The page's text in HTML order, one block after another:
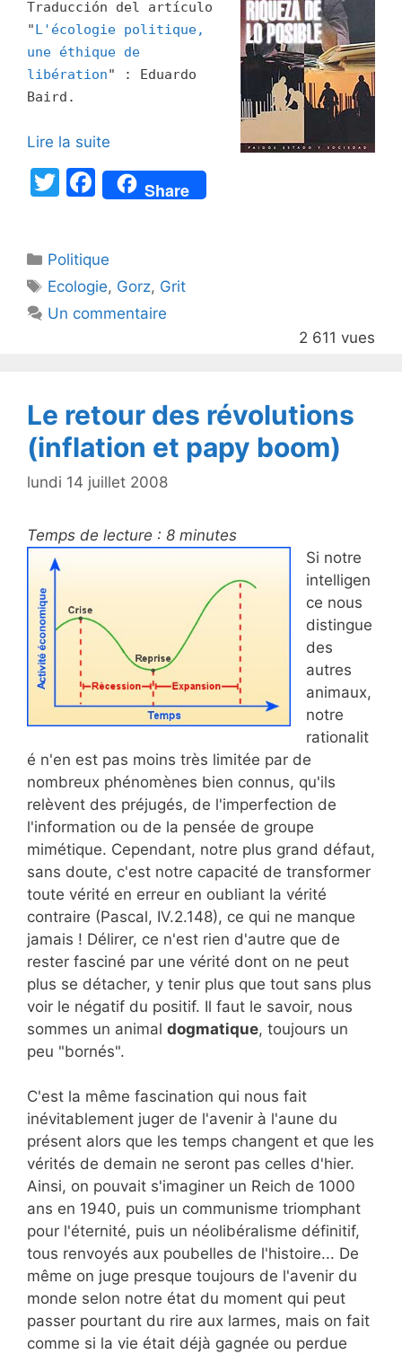
Traducción del artículo
" L'écologie politique,
une éthique de
libération" : Eduardo
Baird.
Lire la suite
T
er
F
a
e
b
o
Share
Catégories
Politique
Étiquettes
Ecologie, Gorz, Grit
Un commentaire
2 611 vues
Le retour des révolutions
(inflation et papy boom)
lundi 14 juillet 2008
Temps de lecture : 8 minutes
Si notre
intelligen
ce nous
distingue
des
autres
animaux,
notre
rationalit
é n'en est pas moins très limitée par de
nombreux phénomènes bien connus, qu'ils
relèvent des préjugés, de l'imperfection de
l'information ou de la pensée de groupe
mimétique. Cependant, notre plus grand défaut,
sans doute, c'est notre capacité de transformer
toute vérité en erreur en oubliant la vérité
contraire (Pascal, IV.2.148), ce qui ne manque
jamais ! Délirer, ce n'est rien d'autre que de
rester fasciné par une vérité dont on ne peut
plus se détacher, y tenir plus que tout sans plus
voir le négatif du positif. Il faut le savoir, nous
sommes un animal dogmatique, toujours un
peu "bornés".
C'est la même fascination qui nous fait
inévitablement juger de l'avenir à l'aune du
présent alors que les temps changent et que les
vérités de demain ne seront pas celles d'hier.
Ainsi, on pouvait s'imaginer un Reich de 1000
ans en 1940, puis un communisme triomphant
pour l'éternité, puis un néolibéralisme définitif,
tous renvoyés aux poubelles de l'histoire... De
même on juge presque toujours de l'avenir du
monde selon notre état du moment qui peut
passer pourtant du rire aux larmes, mais on fait
comme si la vie était déjà gagnée ou perdue